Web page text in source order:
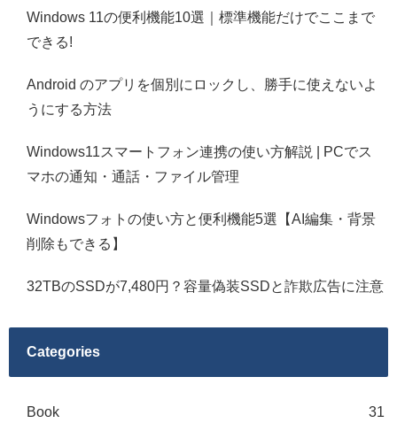
Windows 11の便利機能10選｜標準機能だけでここまで
できる!
Android のアプリを個別にロックし、勝手に使えないよ
うにする方法
Windows11スマートフォン連携の使い方解説 | PCでス
マホの通知・通話・ファイル管理
Windowsフォトの使い方と便利機能5選【AI編集・背景
削除もできる】
32TBのSSDが7,480円？容量偽装SSDと詐欺広告に注意
Categories
Book 31